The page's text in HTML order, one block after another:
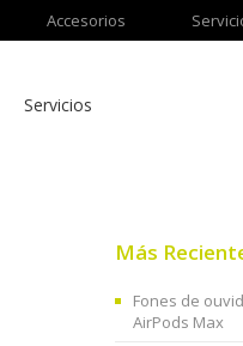
Accesorios
Servicios
Más
Fones de
AirPods Max